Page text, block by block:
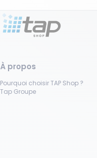
À propos
Pourquoi choisir TAP Shop ?
Tap Groupe